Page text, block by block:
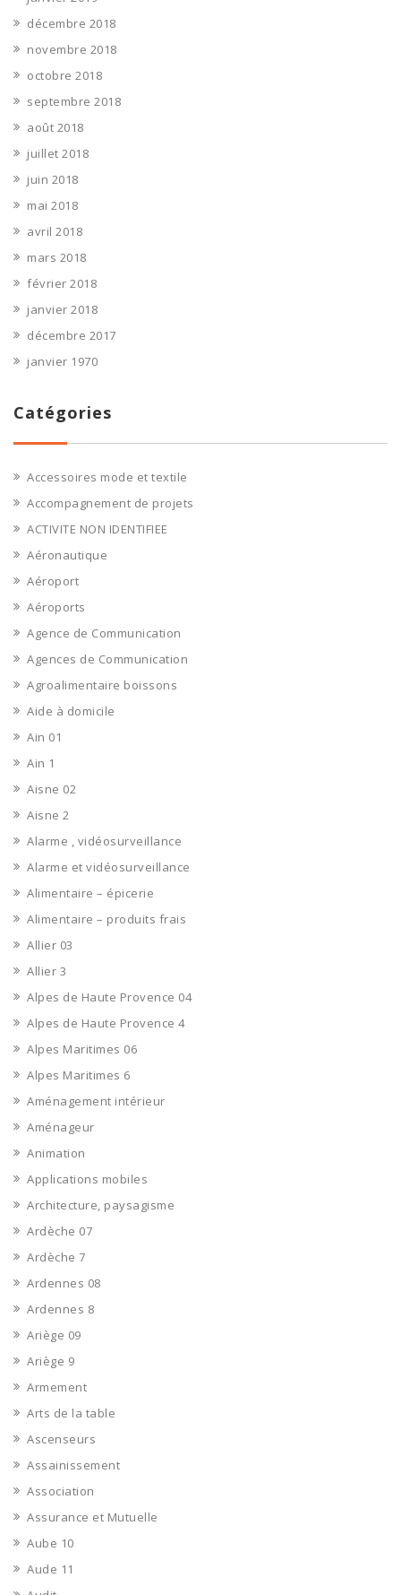
décembre 2018
novembre 2018
octobre 2018
septembre 2018
août 2018
juillet 2018
juin 2018
mai 2018
avril 2018
mars 2018
février 2018
janvier 2018
décembre 2017
janvier 1970
Catégories
Accessoires mode et textile
Accompagnement de projets
ACTIVITE NON IDENTIFIEE
Aéronautique
Aéroport
Aéroports
Agence de Communication
Agences de Communication
Agroalimentaire boissons
Aide à domicile
Ain 01
Ain 1
Aisne 02
Aisne 2
Alarme , vidéosurveillance
Alarme et vidéosurveillance
Alimentaire – épicerie
Alimentaire – produits frais
Allier 03
Allier 3
Alpes de Haute Provence 04
Alpes de Haute Provence 4
Alpes Maritimes 06
Alpes Maritimes 6
Aménagement intérieur
Aménageur
Animation
Applications mobiles
Architecture, paysagisme
Ardèche 07
Ardèche 7
Ardennes 08
Ardennes 8
Ariège 09
Ariège 9
Armement
Arts de la table
Ascenseurs
Assainissement
Association
Assurance et Mutuelle
Aube 10
Aude 11